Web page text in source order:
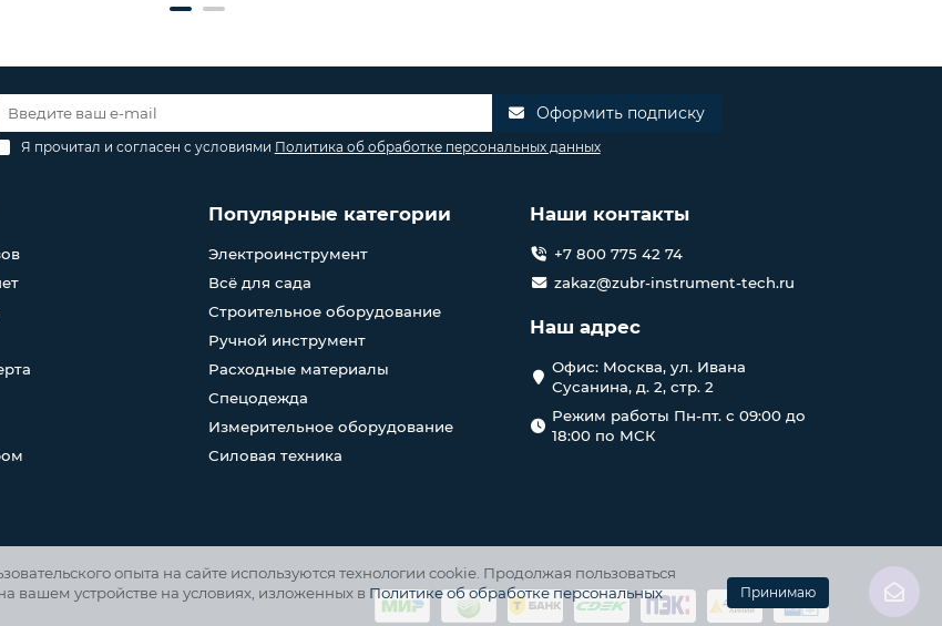
опыта на сайте используются технологии cookie. Продолжая пользоваться
вашем устройстве на условиях, изложенных в Политике об обработке персональных
Принимаю
Оформить подписку
Я прочитал и согласен с условиями Политика об обработке персональных данных
Популярные категории
Электроинструмент
Всё для сада
Строительное оборудование
Ручной инструмент
Расходные материалы
Спецодежда
Измерительное оборудование
Силовая техника
Наши контакты
+7 800 775 42 74
zakaz@zubr-instrument-tech.ru
Наш адрес
Офис: Москва, ул. Ивана
Сусанина, д. 2, стр. 2
Режим работы Пн-пт. с 09:00 до
18:00 по МСК